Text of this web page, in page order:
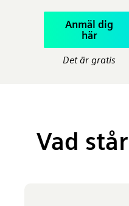
Anmäl dig
här
Det är gratis
Vad